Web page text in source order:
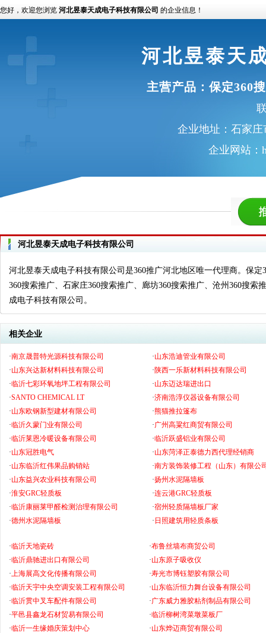
您好，欢迎您浏览 河北昱泰天成电子科技有限公司 的企业信息！
河北昱泰天
主营产品： 保定360
企业地址：石家庄
企业网站：
河北昱泰天成电子科技有限公司
河北昱泰天成电子科技有限公司是360推广河北地区唯一代理商。保
360搜索推广、石家庄360搜索推广、廊坊360搜索推广、沧州360搜
成电子科技有限公司。
相关企业
·南京晟普特光源科技有限公司 ·山东浩迪管业有限公司
·山东兴达新材料科技有限公司 ·陕西一乐新材料科技有限公司
·临沂七彩环氧地坪工程有限公司 ·山东迈达瑞进出口
·SANTO CHEMICAL LT ·济南浩淳仪器设备有限公司
·山东欧钢新型建材有限公司 ·熊猫推拉篷布
·临沂久蒙门业有限公司 ·广州高粱红商贸有限公司
·临沂莱恩冷暖设备有限公司 ·临沂跃盛铝业有限公司
·山东冠胜电气 ·山东菏泽正泰德力西代理经销商
·山东临沂红伟果品购销站 ·南方装饰装修工程（山东）有限公
·山东益兴农业科技有限公司 ·扬州水泥隔墙板
·淮安GRC轻质板 ·连云港GRC轻质板
·临沂康丽莱甲醛检测治理有限公司 ·宿州轻质隔墙板厂家
·德州水泥隔墙板 · 日照建筑用轻质条板
·临沂天地瓷砖 ·布鲁丝墙布商贸公司
·临沂鼎驰进出口有限公司 ·山东原子吸收仪
·上海展高文化传播有限公司 ·寿光市博钰塑胶有限公司
·临沂天宇中央空调安装工程有限公司 ·山东临沂恒力舞台设备有限公司
·临沂贯中叉车配件有限公司 ·广东威力雅胶粘剂制品有限公司
·平邑县鑫龙石材贸易有限公司 ·临沂柳树湾菜墩菜板厂
·临沂一生缘婚庆策划中心 ·山东烨迈商贸有限公司